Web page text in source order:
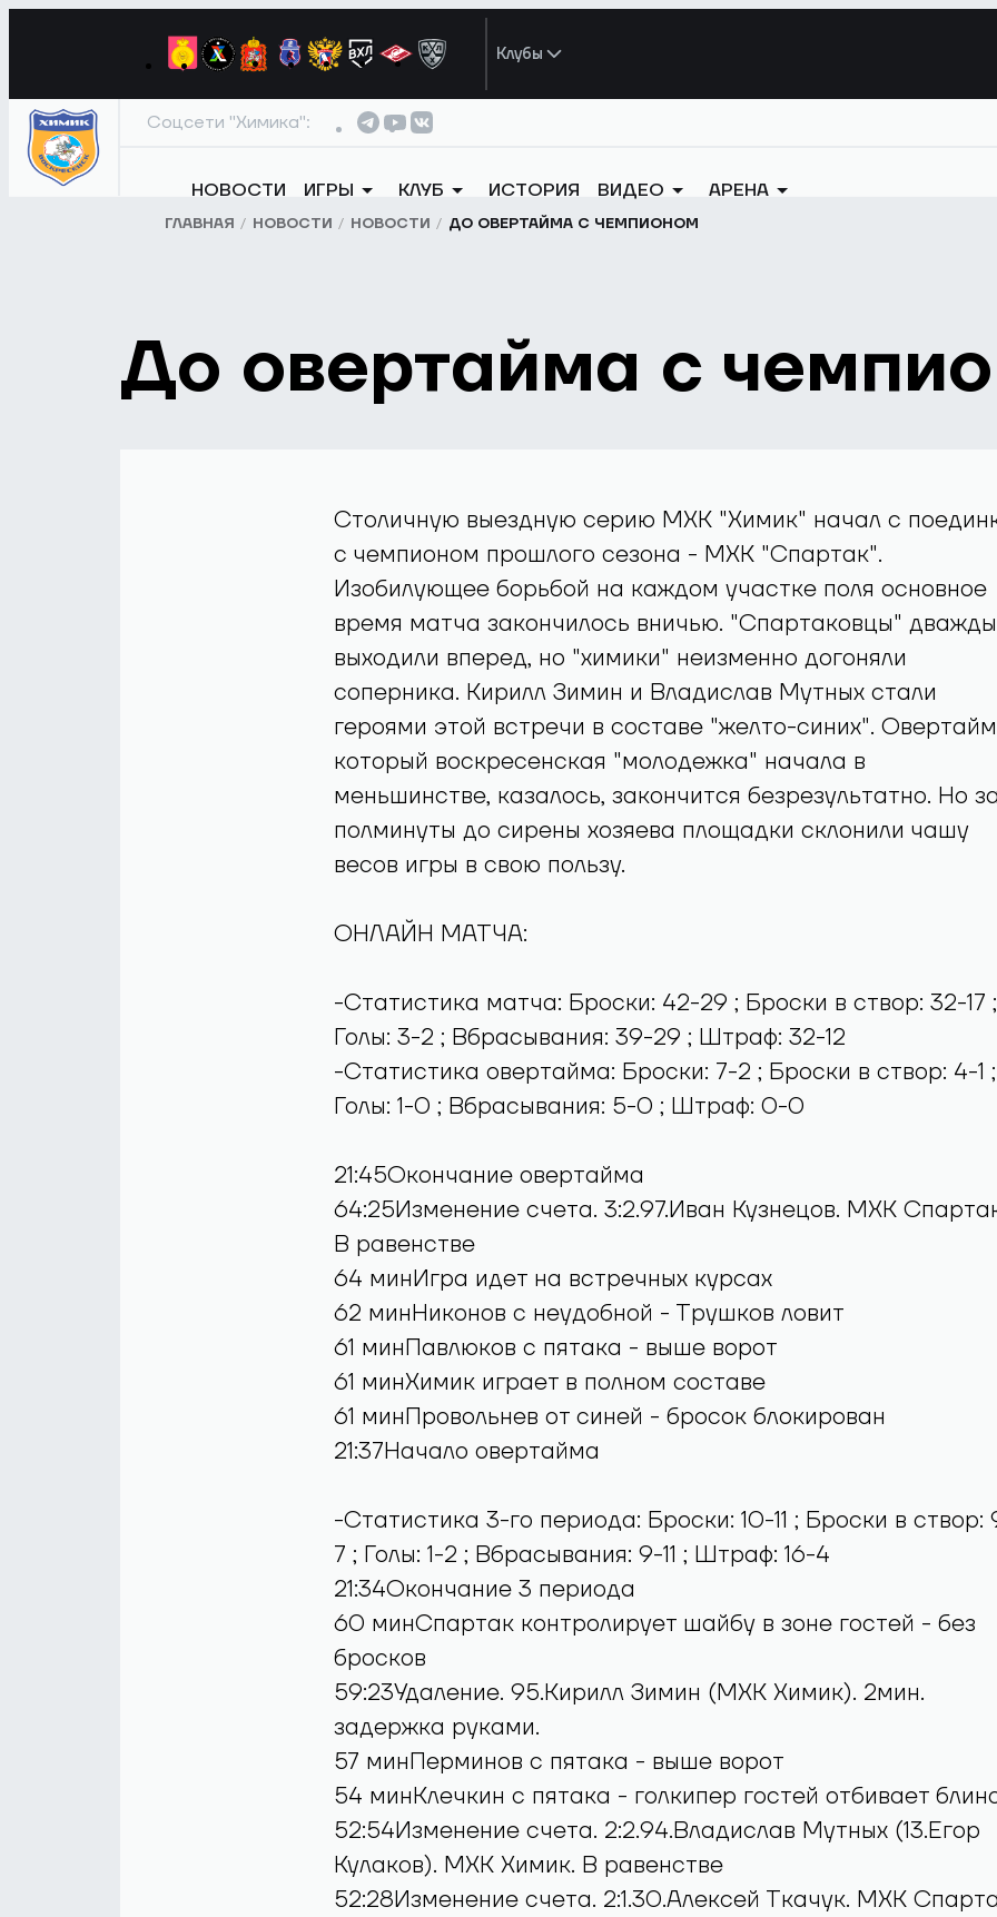
Клубы
Соцсети "Химика":
НОВОСТИ ИГРЫ КЛУБ ИСТОРИЯ ВИДЕО АРЕНА
ГЛАВНАЯ НОВОСТИ НОВОСТИ ДО ОВЕРТАЙМА С ЧЕМПИОНОМ
До овертайма с
Столичную выездную серию МХК "Химик" начал с
с чемпионом прошлого сезона - МХК "Спартак".
Изобилующее борьбой на каждом участке поля основное
время матча закончилось вничью. "Спартаковцы" дважды
выходили вперед, но "химики" неизменно догоняли
соперника. Кирилл Зимин и Владислав Мутных стали
героями этой встречи в составе "желто-синих".
который воскресенская "молодежка" начала в
меньшинстве, казалось, закончится безрезультатно. Но
полминуты до сирены хозяева площадки склонили чашу
весов игры в свою пользу.
ОНЛАЙН МАТЧА:
-Статистика матча: Броски: 42-29 ; Броски в створ: 32-17 ;
Голы: 3-2 ; Вбрасывания: 39-29 ; Штраф: 32-12
-Статистика овертайма: Броски: 7-2 ; Броски в створ: 4-1 ;
Голы: 1-0 ; Вбрасывания: 5-0 ; Штраф: 0-0
21:45Окончание овертайма
64:25Изменение счета. 3:2.97.Иван Кузнецов. МХК
В равенстве
64 минИгра идет на встречных курсах
62 минНиконов с неудобной - Трушков ловит
61 минПавлюков с пятака - выше ворот
61 минХимик играет в полном составе
61 минПровольнев от синей - бросок блокирован
21:37Начало овертайма
-Статистика 3-го периода: Броски: 10-11 ; Броски в створ:
7 ; Голы: 1-2 ; Вбрасывания: 9-11 ; Штраф: 16-4
21:34Окончание 3 периода
60 минСпартак контролирует шайбу в зоне гостей - без
бросков
59:23Удаление. 95.Кирилл Зимин (МХК Химик). 2мин.
задержка руками.
57 минПерминов с пятака - выше ворот
54 минКлечкин с пятака - голкипер гостей отбивает
52:54Изменение счета. 2:2.94.Владислав Мутных (13.Егор
Кулаков). МХК Химик. В равенстве
52:28Изменение счета. 2:1.30.Алексей Ткачук. МХК